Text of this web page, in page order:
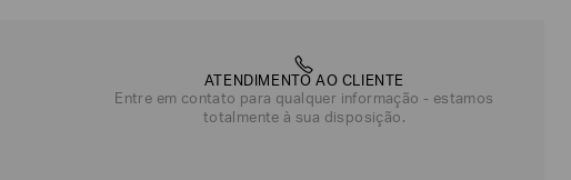
ATENDIMENTO AO CLIENTE
Entre em contato para qualquer informação - estamos
totalmente à sua disposição.